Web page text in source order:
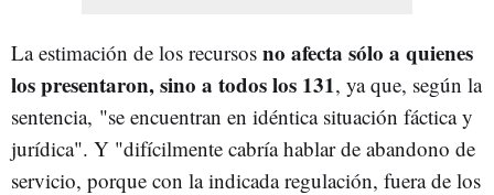
La estimación de los recursos no afecta sólo a quienes
los presentaron, sino a todos los 131, ya que, según la
sentencia, "se encuentran en idéntica situación fáctica y
jurídica". Y "difícilmente cabría hablar de abandono de
servicio, porque con la indicada regulación, fuera de los